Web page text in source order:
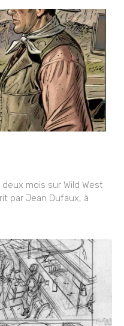
mois sur Wild West
par Jean Dufaux, à